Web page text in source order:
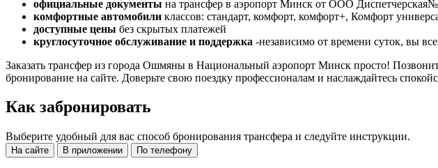
официальные документы на трансфер в аэропорт Минск от ООО
комфортные автомобили классов: стандарт, комфорт, комфорт+, Комфорт
доступные цены без скрытых платежей
круглосуточное обслуживание и поддержка -независимо от времени суток, вы
Заказать трансфер из города Ошмяны в Национальный аэропорт Минск просто!
бронирование на сайте. Доверьте свою поездку профессионалам и наслаждайтесь
Как забронировать
Выберите удобный для вас способ бронирования трансфера и следуйте инструкции.
На сайте В приложении По телефону